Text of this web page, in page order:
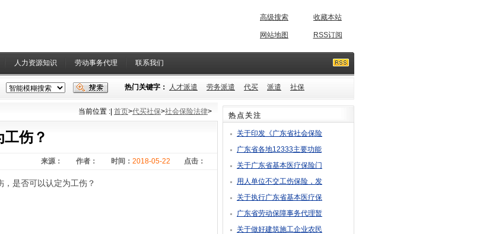
高级搜索 收藏本站
网站地图 RSS订阅
人力资源知识 劳动事务代理 联系我们
热门关键字： 人才派遣 劳务派遣 代买 派遣 社保
当前位置 : 首页>代买社保>社会保险法律>
伤？
来源： 作者： 时间： 2018-05-22 点击：
是否可以认定为工伤？
热点关注
关于印发《广东省社会保险
广东省各地12333主要功能
关于广东省基本医疗保险门
用人单位不交工伤保险，发
关于执行广东省基本医疗保
广东省劳动保障事务代理暂
关于做好建筑施工企业农民